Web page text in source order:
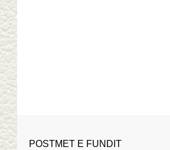
POSTMET E FUNDIT